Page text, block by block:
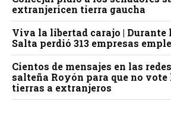
extranjericen tierra gaucha
Viva la libertad carajo |
Salta perdió 313 empresas
Cientos de mensajes en las
salteña Royón para que no vote
tierras a extranjeros